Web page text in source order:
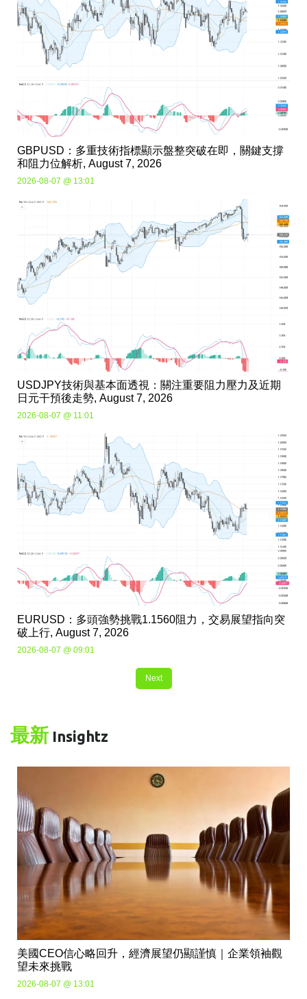
GBPUSD：多重技術指標顯示盤整突破在即，關鍵支撐
和阻力位解析, August 7, 2026
2026-08-07 @ 13:01
USDJPY技術與基本面透視：關注重要阻力壓力及近期
日元干預後走勢, August 7, 2026
2026-08-07 @ 11:01
EURUSD：多頭強勢挑戰1.1560阻力，交易展望指向突
破上行, August 7, 2026
2026-08-07 @ 09:01
Next
最新 Insightz
美國CEO信心略回升，經濟展望仍顯謹慎｜企業領袖觀
望未來挑戰
2026-08-07 @ 13:01